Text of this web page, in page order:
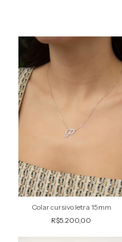
Colar cursivo letra 15mm
R$5.200,00